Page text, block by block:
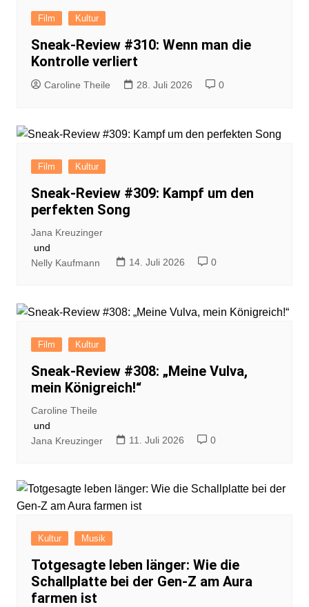
Film Kultur
Sneak-Review #310: Wenn man die
Kontrolle verliert
Caroline Theile 28. Juli 2026 0
Film Kultur
Sneak-Review #309: Kampf um den
perfekten Song
Jana Kreuzinger
und
Nelly Kaufmann
14. Juli 2026 0
Film Kultur
Sneak-Review #308: „Meine Vulva,
mein Königreich!“
Caroline Theile
und
Jana Kreuzinger
11. Juli 2026 0
Kultur Musik
Totgesagte leben länger: Wie die
Schallplatte bei der Gen-Z am Aura
farmen ist